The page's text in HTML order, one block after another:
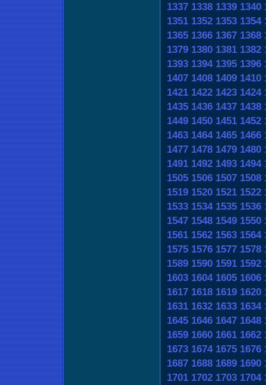
1337 1338 1339 1340
1351 1352 1353 1354
1365 1366 1367 1368
1379 1380 1381 1382
1393 1394 1395 1396
1407 1408 1409 1410
1421 1422 1423 1424
1435 1436 1437 1438
1449 1450 1451 1452
1463 1464 1465 1466
1477 1478 1479 1480
1491 1492 1493 1494
1505 1506 1507 1508
1519 1520 1521 1522
1533 1534 1535 1536
1547 1548 1549 1550
1561 1562 1563 1564
1575 1576 1577 1578
1589 1590 1591 1592
1603 1604 1605 1606
1617 1618 1619 1620
1631 1632 1633 1634
1645 1646 1647 1648
1659 1660 1661 1662
1673 1674 1675 1676
1687 1688 1689 1690
1701 1702 1703 1704